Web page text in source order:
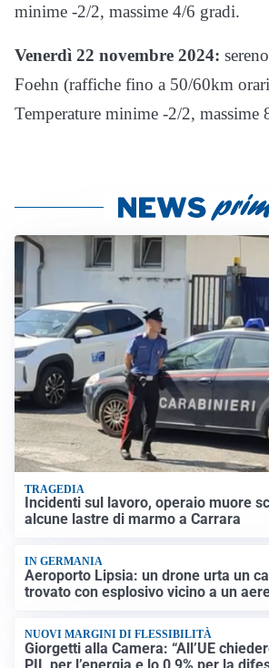
minime -2/2, massime 4/6 gradi.
Venerdì 22 novembre 2024:
Foehn (raffiche fino a 50/60km
Temperature minime -2/2, massime
TRAGEDIA
Incidenti sul lavoro, operaio muore
alcune lastre di marmo a Carrara
IN GERMANIA
Aeroporto Lipsia: un drone urta un
trovato con esplosivo vicino a un
NUOVI MARGINI DI FLESSIBILITÀ
Giorgetti alla Camera: “All’UE
PIL per l’energia e lo 0,9% per la